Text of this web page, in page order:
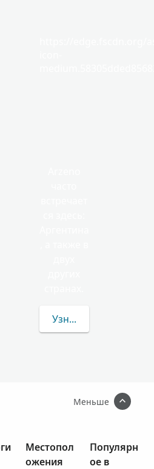
Узнать больше о
Меньше
Местопол
ожения
Популярн
ое в